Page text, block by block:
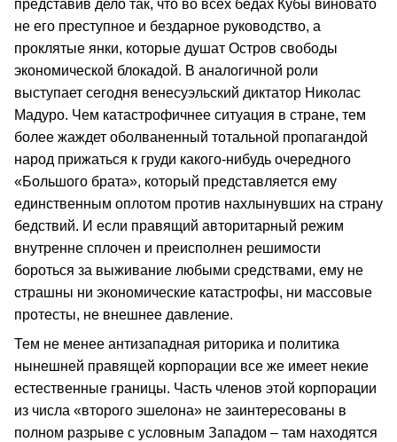
представив дело так, что во всех бедах Кубы виновато
не его преступное и бездарное руководство, а
проклятые янки, которые душат Остров свободы
экономической блокадой. В аналогичной роли
выступает сегодня венесуэльский диктатор Николас
Мадуро. Чем катастрофичнее ситуация в стране, тем
более жаждет оболваненный тотальной пропагандой
народ прижаться к груди какого‑нибудь очередного
«Большого брата», который представляется ему
единственным оплотом против нахлынувших на страну
бедствий. И если правящий авторитарный режим
внутренне сплочен и преисполнен решимости
бороться за выживание любыми средствами, ему не
страшны ни экономические катастрофы, ни массовые
протесты, не внешнее давление.
Тем не менее антизападная риторика и политика
нынешней правящей корпорации все же имеет некие
естественные границы. Часть членов этой корпорации
из числа «второго эшелона» не заинтересованы в
полном разрыве с условным Западом – там находятся